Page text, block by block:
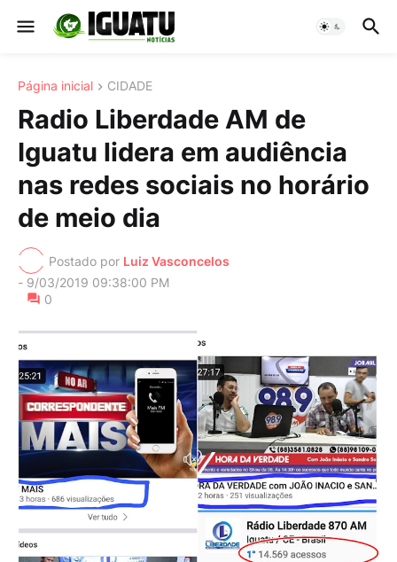
Página inicial CIDADE
Radio Liberdade AM de
Iguatu lidera em audiência
nas redes sociais no horário
de meio dia
Postado por Luiz Vasconcelos
- 9/03/2019 09:38:00 PM
0